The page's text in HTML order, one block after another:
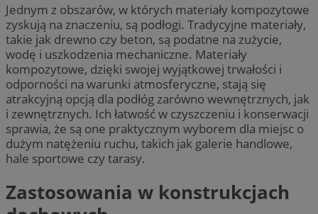
Jednym z obszarów, w których materiały kompozytowe
zyskują na znaczeniu, są podłogi. Tradycyjne materiały,
takie jak drewno czy beton, są podatne na zużycie,
wodę i uszkodzenia mechaniczne. Materiały
kompozytowe, dzięki swojej wyjątkowej trwałości i
odporności na warunki atmosferyczne, stają się
atrakcyjną opcją dla podłóg zarówno wewnętrznych, jak
i zewnętrznych. Ich łatwość w czyszczeniu i konserwacji
sprawia, że są one praktycznym wyborem dla miejsc o
dużym natężeniu ruchu, takich jak galerie handlowe,
hale sportowe czy tarasy.
Zastosowania w konstrukcjach